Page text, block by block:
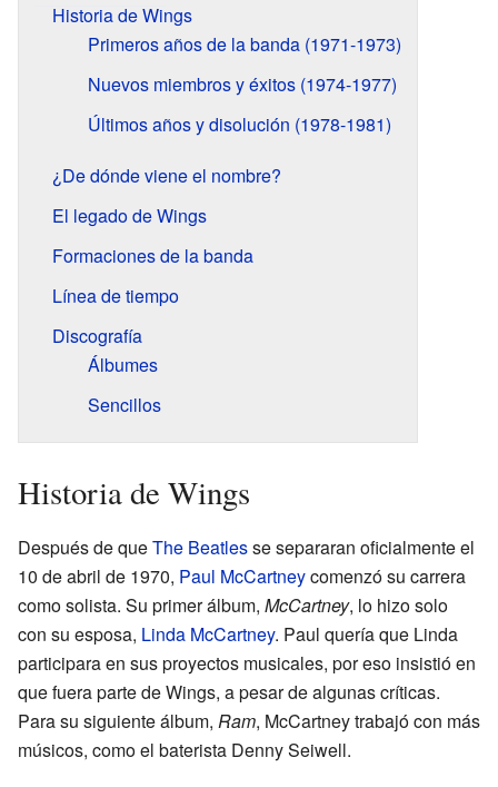
Historia de Wings
Primeros años de la banda (1971-1973)
Nuevos miembros y éxitos (1974-1977)
Últimos años y disolución (1978-1981)
¿De dónde viene el nombre?
El legado de Wings
Formaciones de la banda
Línea de tiempo
Discografía
Álbumes
Sencillos
Historia de Wings
Después de queThe Beatlesse separaran oficialmente el
10 de abril de 1970, Paul McCartneycomenzó su carrera
como solista. Su primer álbum, McCartney, lo hizo solo
con su esposa, Linda McCartney. Paul quería que Linda
participara en sus proyectos musicales, por eso insistió en
que fuera parte de Wings, a pesar de algunas críticas.
Para su siguiente álbum, Ram, McCartney trabajó con más
músicos, como el baterista Denny Seiwell.